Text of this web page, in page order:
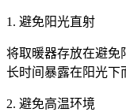
1. 避免阳光直射
将取暖器存放在避免
长时间暴露在阳光下
2. 避免高温环境